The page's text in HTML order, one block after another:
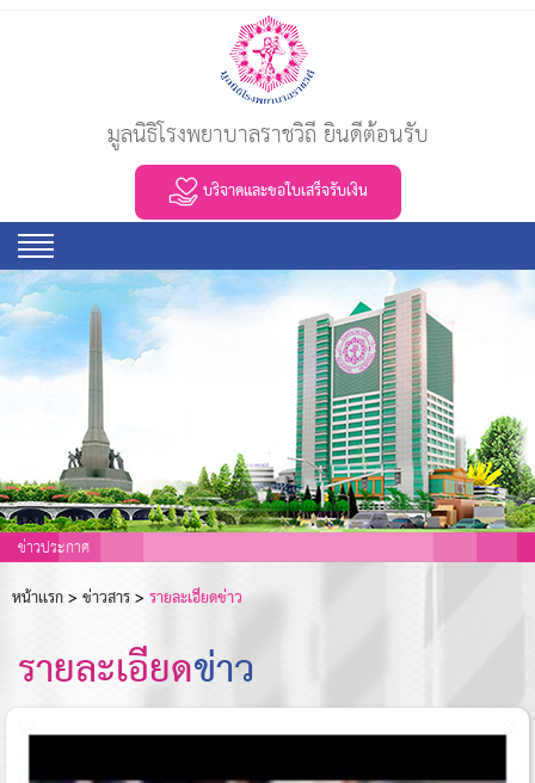
มูลนิธิโรงพยาบาลราชวิถี ยินดีต้อนรับ
บริจาคและขอใบเสร็จรับเงิน
ข่าวประกาศ
หน้าเเรก> ข่าวสาร> รายละเอียดข่าว
รายละเอียดข่าว